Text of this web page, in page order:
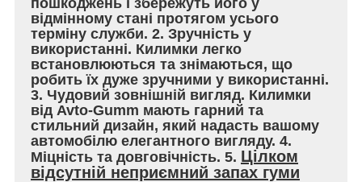
відмінному стані протягом усього
терміну служби. 2. Зручність у
використанні. Килимки легко
встановлюються та знімаються, що
робить їх дуже зручними у використанні.
3. Чудовий зовнішній вигляд. Килимки
від Avto-Gumm мають гарний та
стильний дизайн, який надасть вашому
автомобілю елегантного вигляду. 4.
Міцність та довговічність. 5. Цілком
відсутній неприємний запах гуми